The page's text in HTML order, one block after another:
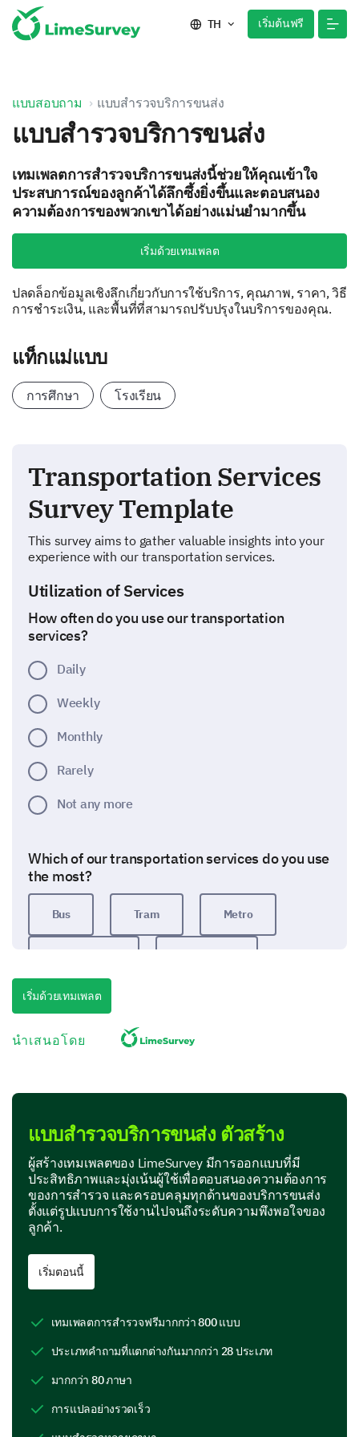
TH เริ่มต้นฟรี
แบบสอบถาม แบบสำรวจบริการขนส่ง
แบบสำรวจบริการขนส่ง
เทมเพลตการสำรวจบริการขนส่งนี้ช่วยให้คุณเข้าใจ
ประสบการณ์ของลูกค้าได้ลึกซึ้งยิ่งขึ้นและตอบสนอง
ความต้องการของพวกเขาได้อย่างแม่นยำมากขึ้น
เริ่มด้วยเทมเพลต
ปลดล็อกข้อมูลเชิงลึกเกี่ยวกับการใช้บริการ, คุณภาพ, ราคา, วิธี
การชำระเงิน, และพื้นที่ที่สามารถปรับปรุงในบริการของคุณ.
แท็กแม่แบบ
การศึกษา โรงเรียน
Transportation Services
Survey Template
This survey aims to gather valuable insights into your
experience with our transportation services.
Utilization of Services
How often do you use our transportation
services?
Daily
Weekly
Monthly
Rarely
Not any more
Which of our transportation services do you use
the most?
Bus Tram Metro
Quality of Services
For each of the following items, please rate the
quality of our service and the importance to
Quality of
Poor
Cleanliness
Quality of Service
Timeliness
Quality of Service
Comfort
Driver professionalism
Pricing and Payment
How would you rate the following aspects
methods:
(Scale: Poor, Fair, Good, Very Good, Excellent)
เริ่มด้วยเทมเพลต
นำเสนอโดย
แบบสำรวจบริการขนส่ง ตัวสร้าง
ผู้สร้างเทมเพลตของ LimeSurvey มีการออกแบบที่มี
ประสิทธิภาพและมุ่งเน้นผู้ใช้เพื่อตอบสนองความต้องการ
ของการสำรวจ และครอบคลุมทุกด้านของบริการขนส่ง
ตั้งแต่รูปแบบการใช้งานไปจนถึงระดับความพึงพอใจของ
ลูกค้า.
เริ่มตอนนี้
เทมเพลตการสำรวจฟรีมากกว่า 800 แบบ
ประเภทคำถามที่แตกต่างกันมากกว่า 28 ประเภท
มากกว่า 80 ภาษา
การแปลอย่างรวดเร็ว